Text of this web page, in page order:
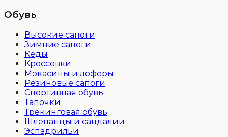
Обувь
Высокие сапоги
Зимние сапоги
Кеды
Кроссовки
Мокасины и лоферы
Резиновые сапоги
Спортивная обувь
Тапочки
Трекинговая обувь
Шлепанцы и сандалии
Эспадрильи